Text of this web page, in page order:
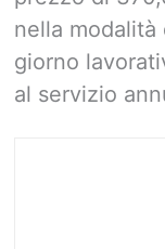
nella
giorno
al servizio